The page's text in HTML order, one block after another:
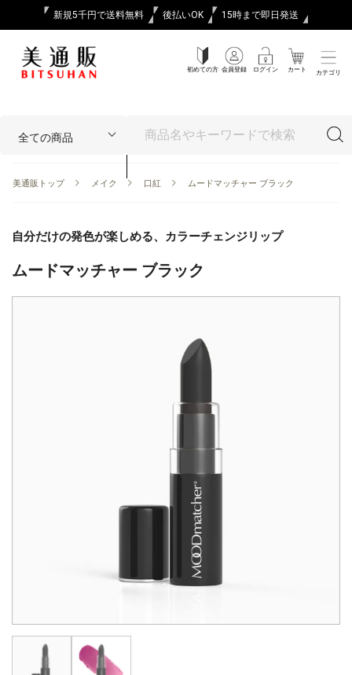
新規5千円で送料無料 後払いOK 15時まで即日発送
初めての方 会員登録 ログイン カート カテゴリ
美通販トップ メイク 口紅 ムードマッチャー ブラック
自分だけの発色が楽しめる、カラーチェンジリップ
ムードマッチャー ブラック